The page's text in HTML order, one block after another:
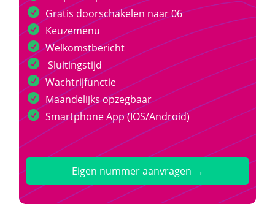
Gratis doorschakelen naar 06
Keuzemenu
Welkomstbericht
Sluitingstijd
Wachtrijfunctie
Maandelijks opzegbaar
Smartphone App (IOS/Android)
Eigen nummer aanvragen →